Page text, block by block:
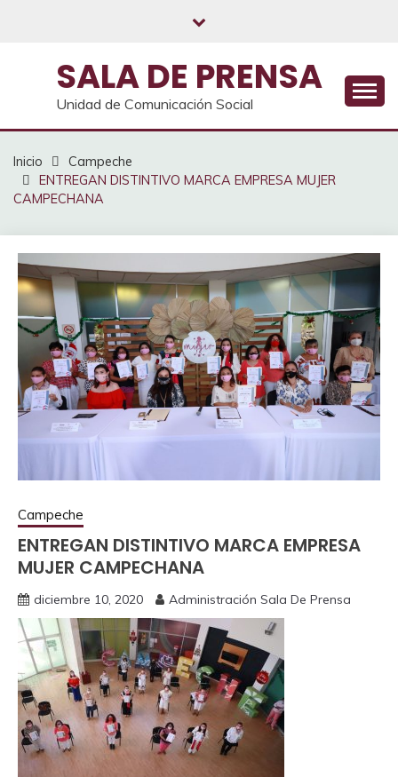
SALA DE PRENSA
Unidad de Comunicación Social
Inicio
Campeche
ENTREGAN DISTINTIVO MARCA EMPRESA MUJER
CAMPECHANA
Campeche
ENTREGAN DISTINTIVO MARCA EMPRESA
MUJER CAMPECHANA
diciembre 10, 2020 Administración Sala De Prensa